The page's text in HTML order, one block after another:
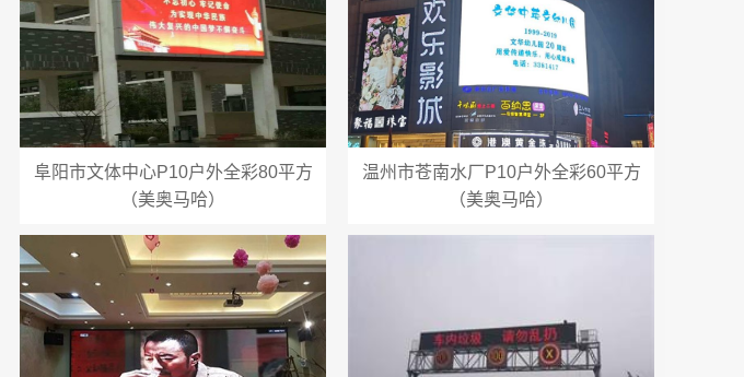
阜阳市文体中心P10户外全彩80平方
（美奥马哈）
温州市苍南水厂P10户外全彩60平方
（美奥马哈）